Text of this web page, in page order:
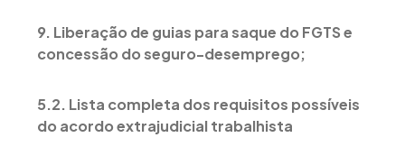
9. Liberação de guias para saque do FGTS e
concessão do seguro-desemprego;
5.2. Lista completa dos requisitos possíveis
do acordo extrajudicial trabalhista